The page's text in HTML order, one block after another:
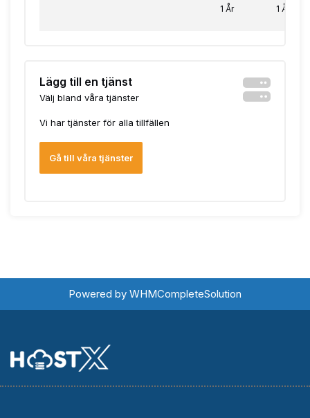
1 År 1 År
Lägg till en tjänst
Välj bland våra tjänster
Vi har tjänster för alla tillfällen
Gå till våra tjänster
Powered by WHMCompleteSolution